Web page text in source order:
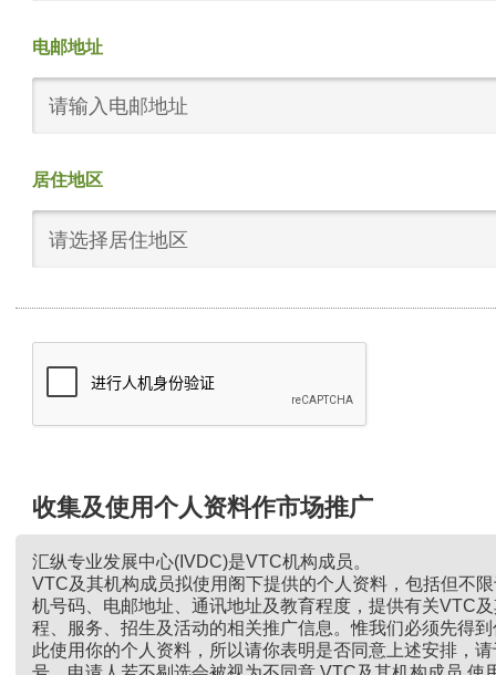
电邮地址
居住地区
请选择居住地区
收集及使用个人资料作市场推广
汇纵专业发展中心(IVDC)是VTC机构成员。
VTC及其机构成员拟使用阁下提供的个人资料，包括但不
机号码、电邮地址、通讯地址及教育程度，提供有关VTC
程、服务、招生及活动的相关推广信息。惟我们必须先得
此使用你的个人资料，所以请你表明是否同意上述安排，